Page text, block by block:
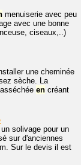
menuiserie avec peu
avec une bonne
ciseaux,..)
une cheminée
sèche. La
en créant
solivage pour un
sur d'anciennes
Sur le devis il est